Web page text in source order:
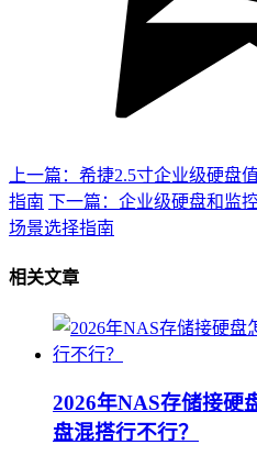
上一篇：希捷2.5寸企业级硬盘
指南 下一篇：企业级硬盘和监
场景选择指南
相关文章
2026年NAS存储接硬
盘混搭行不行？